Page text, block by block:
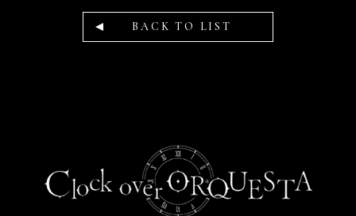
BACK TO LIST